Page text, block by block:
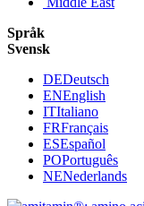
Språk
Svensk
DEDeutsch
ENEnglish
ITItaliano
FRFrançais
ESEspañol
POPortuguês
NENederlands